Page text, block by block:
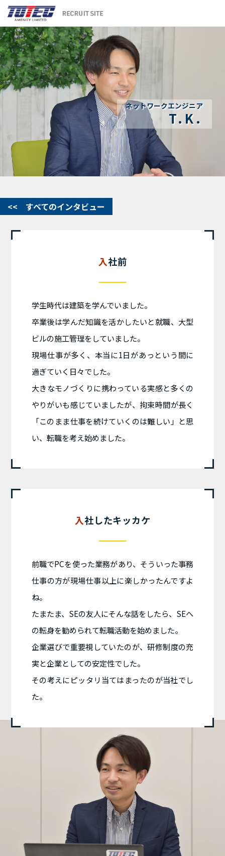
ネットワークエンジニア
T.K.
入社前
学生時代は建築を学んでいました。
卒業後は学んだ知識を活かしたいと就職、大型
ビルの施工管理をしていました。
現場仕事が多く、本当に1日があっという間に
過ぎていく日々でした。
大きなモノづくりに携わっている実感と多くの
やりがいも感じていましたが、拘束時間が長く
「このまま仕事を続けていくのは難しい」と思
い、転職を考え始めました。
入社したキッカケ
前職でPCを使った業務があり、そういった事務
仕事の方が現場仕事以上に楽しかったんですよ
ね。
たまたま、SEの友人にそんな話をしたら、SEへ
の転身を勧められて転職活動を始めました。
企業選びで重要視していたのが、研修制度の充
実と企業としての安定性でした。
その考えにピッタリ当てはまったのが当社でし
た。
<< すべてのインタビュー